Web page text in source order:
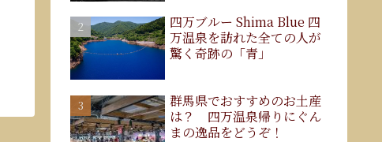
四万ブルー Shima Blue 四
万温泉を訪れた全ての人が
驚く奇跡の「青」
群馬県でおすすめのお土産
は？ 四万温泉帰りにぐん
まの逸品をどうぞ！